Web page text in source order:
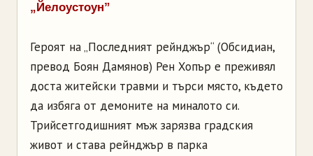
„Йелоустоун”
Героят на „Последният рейнджър“ (Обсидиан,
превод Боян Дамянов) Рен Хопър е преживял
доста житейски травми и търси място, където
да избяга от демоните на миналото си.
Трийсетгодишният мъж зарязва градския
живот и става рейнджър в парка